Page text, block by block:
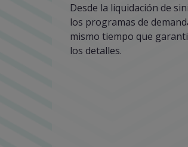
Desde la liquidación de
los programas de
mismo tiempo que
los detalles.